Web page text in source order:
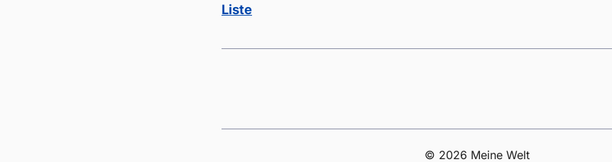
Liste
© 2026 Meine Welt